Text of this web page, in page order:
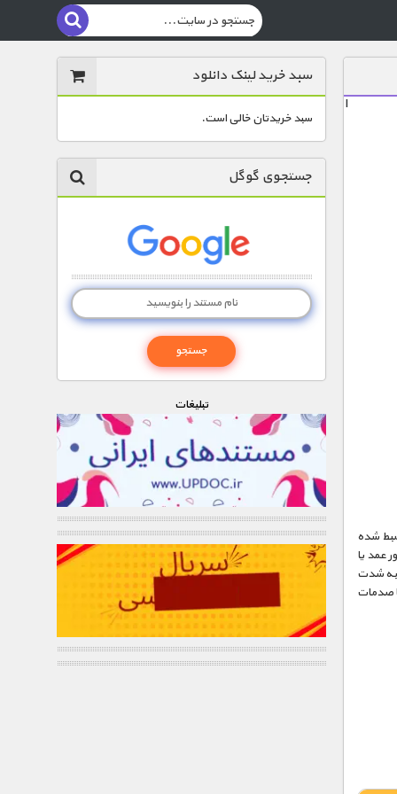
ا
ضبط شده
عمد یا
به شدت
صدمات
سبد خرید لینک دانلود
سبد خریدتان خالی است.
جستجوی گوگل
تبليغات